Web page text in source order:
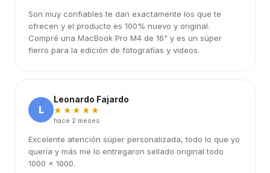
Son muy confiables te dan exactamente los que te
ofrecen y el producto es 100% nuevo y original.
Compré una MacBook Pro M4 de 16" y es un súper
fierro para la edición de fotografías y videos.
L
Leonardo Fajardo
★★★★★
hace 2 meses
Excelente atención súper personalizada, todo lo que yo
quería y más me lo entregaron sellado original todo
1000 x 1000.